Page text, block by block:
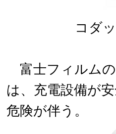
コダ
富士フィルム
は、充電設備が
危険が伴う。